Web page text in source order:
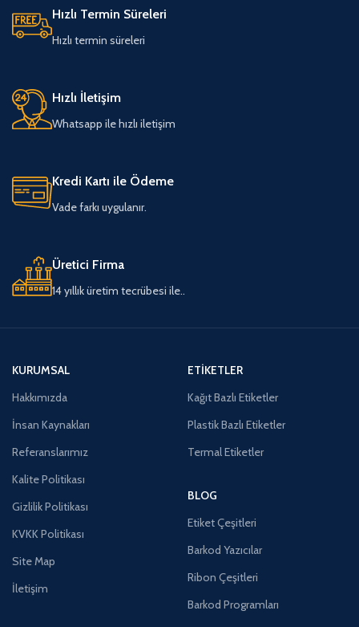
Hızlı Termin Süreleri
Hızlı termin süreleri
Hızlı İletişim
Whatsapp ile hızlı iletişim
Kredi Kartı ile Ödeme
Vade farkı uygulanır.
Üretici Firma
14 yıllık üretim tecrübesi ile..
KURUMSAL
Hakkımızda
İnsan Kaynakları
Referanslarımız
Kalite Politikası
Gizlilik Politikası
KVKK Politikası
Site Map
İletişim
ETIKETLER
Kağıt Bazlı Etiketler
Plastik Bazlı Etiketler
Termal Etiketler
BLOG
Etiket Çeşitleri
Barkod Yazıcılar
Ribon Çeşitleri
Barkod Programları